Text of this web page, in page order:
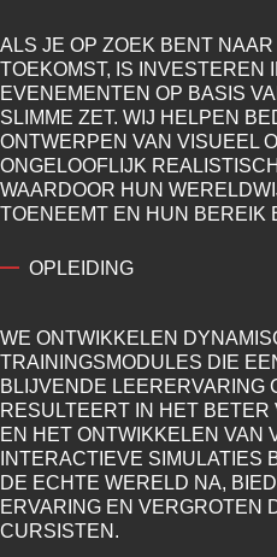
ALS JE OP ZOEK BENT
TOEKOMST, IS INVESTEREN
EVENEMENTEN OP BASIS
SLIMME ZET. WIJ HELPEN
ONTWERPEN VAN VISUEEL
ONGELOOFLIJK
WAARDOOR HUN
TOENEEMT EN HUN BEREIK
OPLEIDING
WE ONTWIKKELEN
TRAININGSMODULES DIE
BLIJVENDE LEERERVARING
RESULTEERT IN HET
EN HET ONTWIKKELEN VAN
INTERACTIEVE SIMULATIES
DE ECHTE WERELD NA,
ERVARING EN VERGROTEN
CURSISTEN.